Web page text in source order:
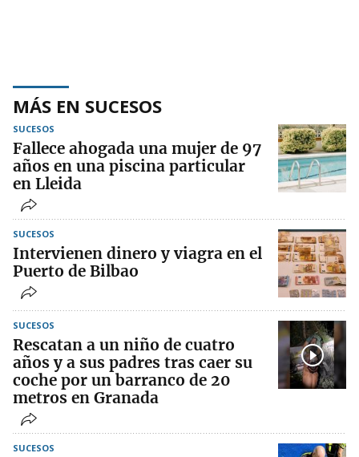
MÁS EN SUCESOS
SUCESOS
Fallece ahogada una mujer de 97
años en una piscina particular
en Lleida
SUCESOS
Intervienen dinero y viagra en el
Puerto de Bilbao
SUCESOS
Rescatan a un niño de cuatro
años y a sus padres tras caer su
coche por un barranco de 20
metros en Granada
SUCESOS